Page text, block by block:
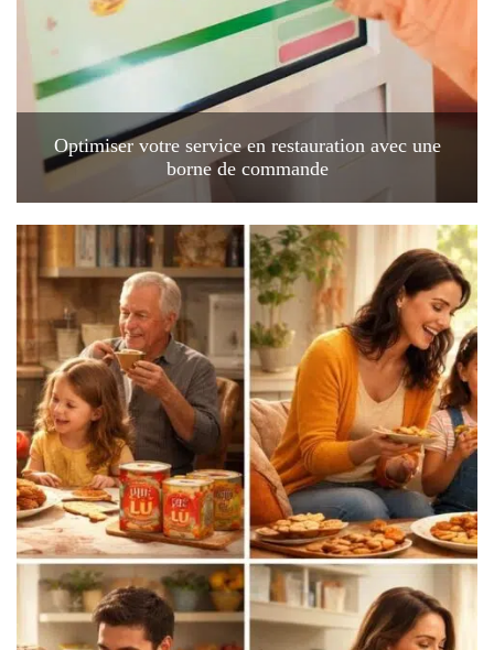
Optimiser votre service en restauration avec une
borne de commande